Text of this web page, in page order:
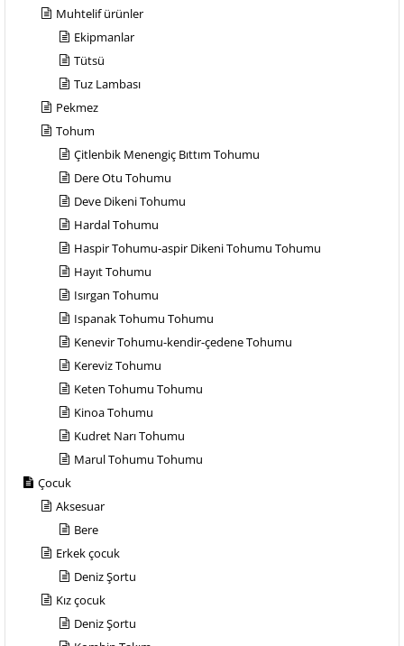
Muhtelif ürünler
Ekipmanlar
Tütsü
Tuz Lambası
Pekmez
Tohum
Çitlenbik Menengiç Bıttım Tohumu
Dere Otu Tohumu
Deve Dikeni Tohumu
Hardal Tohumu
Haspir Tohumu-aspir Dikeni Tohumu Tohumu
Hayıt Tohumu
Isırgan Tohumu
Ispanak Tohumu Tohumu
Kenevir Tohumu-kendir-çedene Tohumu
Kereviz Tohumu
Keten Tohumu Tohumu
Kinoa Tohumu
Kudret Narı Tohumu
Marul Tohumu Tohumu
Çocuk
Aksesuar
Bere
Erkek çocuk
Deniz Şortu
Kız çocuk
Deniz Şortu